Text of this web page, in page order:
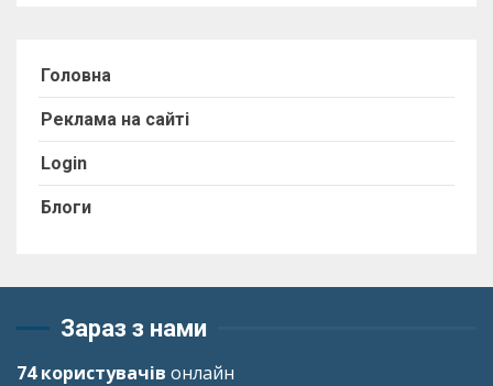
Головна
Реклама на сайті
Login
Блоги
Зараз з нами
74 користувачів онлайн